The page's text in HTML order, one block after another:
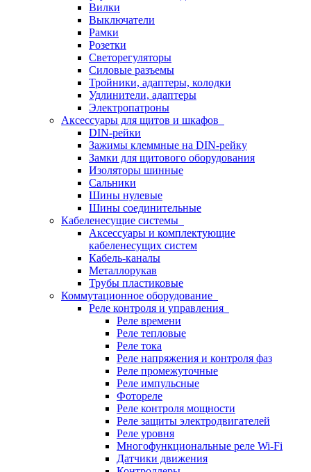
Вилки
Выключатели
Рамки
Розетки
Светорегуляторы
Силовые разъемы
Тройники, адаптеры, колодки
Удлинители, адаптеры
Электропатроны
Аксессуары для щитов и шкафов
DIN-рейки
Зажимы клеммные на DIN-рейку
Замки для щитового оборудования
Изоляторы шинные
Сальники
Шины нулевые
Шины соединительные
Кабеленесущие системы
Аксессуары и комплектующие
кабеленесущих систем
Кабель-каналы
Металлорукав
Трубы пластиковые
Коммутационное оборудование
Реле контроля и управления
Реле времени
Реле тепловые
Реле тока
Реле напряжения и контроля фаз
Реле промежуточные
Реле импульсные
Фотореле
Реле контроля мощности
Реле защиты электродвигателей
Реле уровня
Многофункциональные реле Wi-Fi
Датчики движения